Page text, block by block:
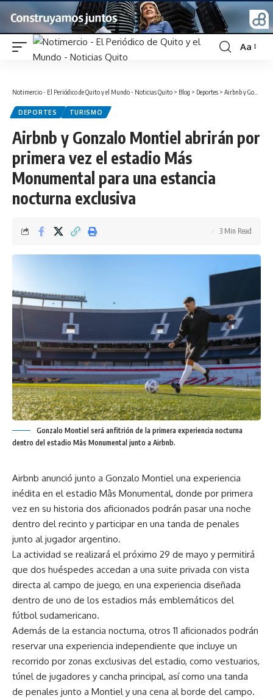
Font
Aa
Notimercio - El Periódico de Quito y el Mundo - Noticias Quito > Blog > Deportes > Airbnb y Gonzalo Montiel abrirán por primera vez el estadio Más Monumental para una estancia nocturna exclusiva
DEPORTES TURISMO
Airbnb y Gonzalo Montiel abrirán por
primera vez el estadio Más
Monumental para una estancia
nocturna exclusiva
3 Min Read
Gonzalo Montiel será anfitrión de la primera experiencia nocturna
dentro del estadio Mâs Monumental junto a Airbnb.
Airbnb anunció junto a Gonzalo Montiel una experiencia
inédita en el estadio Mâs Monumental, donde por primera
vez en su historia dos aficionados podrán pasar una noche
dentro del recinto y participar en una tanda de penales
junto al jugador argentino.
La actividad se realizará el próximo 29 de mayo y permitirá
que dos huéspedes accedan a una suite privada con vista
directa al campo de juego, en una experiencia diseñada
dentro de uno de los estadios más emblemáticos del
fútbol sudamericano.
Además de la estancia nocturna, otros 11 aficionados podrán
reservar una experiencia independiente que incluye un
recorrido por zonas exclusivas del estadio, como vestuarios,
túnel de jugadores y cancha principal, así como una tanda
de penales junto a Montiel y una cena al borde del campo.